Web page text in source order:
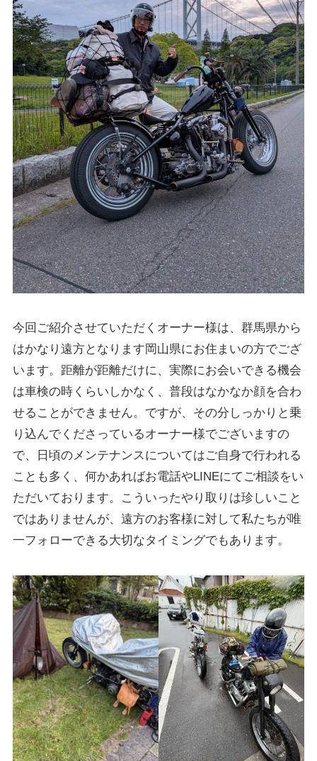
今回ご紹介させていただくオーナー様は、群馬県から
はかなり遠方となります岡山県にお住まいの方でござ
います。距離が距離だけに、実際にお会いできる機会
は車検の時くらいしかなく、普段はなかなか顔を合わ
せることができません。ですが、その分しっかりと乗
り込んでくださっているオーナー様でございますの
で、日頃のメンテナンスについてはご自身で行われる
ことも多く、何かあればお電話やLINEにてご相談をい
ただいております。こういったやり取りは珍しいこと
ではありませんが、遠方のお客様に対して私たちが唯
一フォローできる大切なタイミングでもあります。